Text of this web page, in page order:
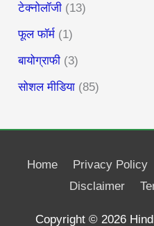
टेक्नोलॉजी (13)
फूल फॉर्म (1)
बायोग्राफी (3)
सोशल मीडिया (85)
Home Privacy Policy
Disclaimer
Copyright © 2026